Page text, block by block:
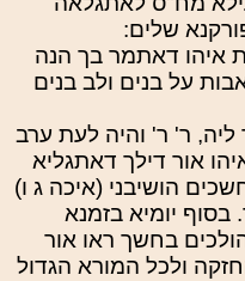
שלים:
איהו דאתמר בך הנה
על בנים ולב בנים
ר' ר' והיה לעת ערב
אור דילך דאתגליא
הושיבני (איכה ג ו)
יומיא בזמנא
בחשך ראו אור
ולכל המורא הגדול